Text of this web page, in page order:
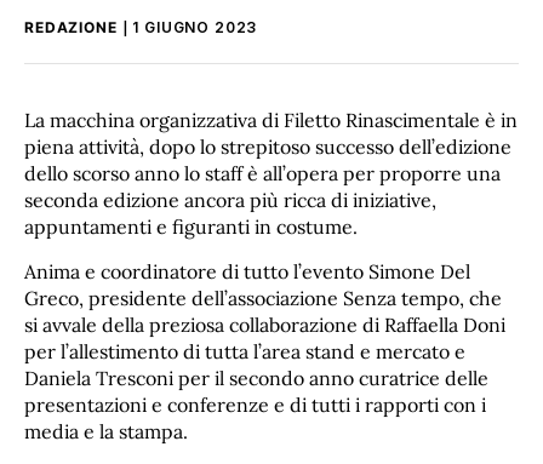
REDAZIONE 1 GIUGNO 2023
La macchina organizzativa di Filetto Rinascimentale è in
piena attività, dopo lo strepitoso successo dell’edizione
dello scorso anno lo staff è all’opera per proporre una
seconda edizione ancora più ricca di iniziative,
appuntamenti e figuranti in costume.
Anima e coordinatore di tutto l’evento Simone Del
Greco, presidente dell’associazione Senza tempo, che
si avvale della preziosa collaborazione di Raffaella Doni
per l’allestimento di tutta l’area stand e mercato e
Daniela Tresconi per il secondo anno curatrice delle
presentazioni e conferenze e di tutti i rapporti con i
media e la stampa.